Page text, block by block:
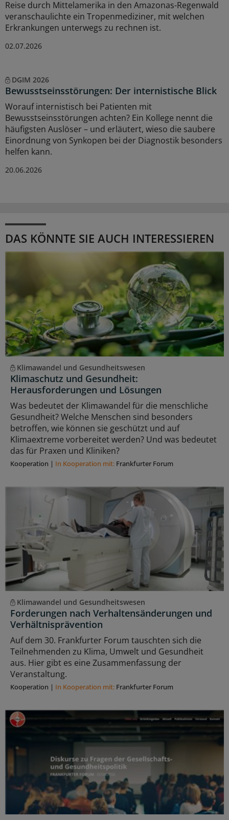
Reise durch Mittelamerika in den Amazonas-Regenwald
veranschaulichte ein Tropenmediziner, mit welchen
Erkrankungen unterwegs zu rechnen ist.
02.07.2026
DGIM 2026
Bewusstseinsstörungen: Der internistische Blick
Worauf internistisch bei Patienten mit
Bewusstseinsstörungen achten? Ein Kollege nennt die
häufigsten Auslöser – und erläutert, wieso die saubere
Einordnung von Synkopen bei der Diagnostik besonders
helfen kann.
20.06.2026
DAS KÖNNTE SIE AUCH INTERESSIEREN
Klimawandel und Gesundheitswesen
Klimaschutz und Gesundheit:
Herausforderungen und Lösungen
Was bedeutet der Klimawandel für die menschliche
Gesundheit? Welche Menschen sind besonders
betroffen, wie können sie geschützt und auf
Klimaextreme vorbereitet werden? Und was bedeutet
das für Praxen und Kliniken?
Kooperation | In Kooperation mit: Frankfurter Forum
Klimawandel und Gesundheitswesen
Forderungen nach Verhaltensänderungen und
Verhältnisprävention
Auf dem 30. Frankfurter Forum tauschten sich die
Teilnehmenden zu Klima, Umwelt und Gesundheit
aus. Hier gibt es eine Zusammenfassung der
Veranstaltung.
Kooperation | In Kooperation mit: Frankfurter Forum